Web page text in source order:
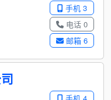
手机 3
电话 0
邮箱 6